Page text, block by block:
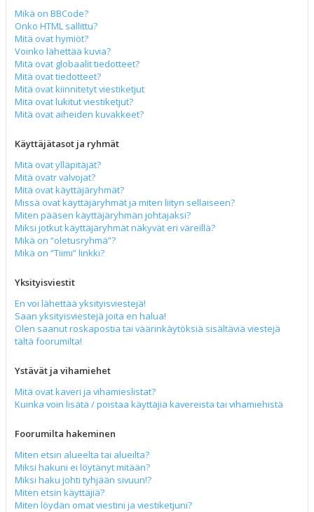
Mikä on BBCode?
Onko HTML sallittu?
Mitä ovat hymiöt?
Voinko lähettää kuvia?
Mitä ovat globaalit tiedotteet?
Mitä ovat tiedotteet?
Mitä ovat kiinnitetyt viestiketjut
Mitä ovat lukitut viestiketjut?
Mitä ovat aiheiden kuvakkeet?
Käyttäjätasot ja ryhmät
Mitä ovat ylläpitäjät?
Mitä ovatr valvojat?
Mitä ovat käyttäjäryhmät?
Missä ovat käyttäjäryhmät ja miten liityn sellaiseen?
Miten pääsen käyttäjäryhmän johtajaksi?
Miksi jotkut käyttäjäryhmät näkyvät eri väreillä?
Mikä on “oletusryhmä”?
Mikä on “Tiimi” linkki?
Yksityisviestit
En voi lähettää yksityisviestejä!
Saan yksityisviestejä joita en halua!
Olen saanut roskapostia tai väärinkäytöksiä sisältäviä viestejä
tältä foorumilta!
Ystävät ja vihamiehet
Mitä ovat kaveri ja vihamieslistat?
Kuinka voin lisätä / poistaa käyttäjiä kavereista tai vihamiehistä
Foorumilta hakeminen
Miten etsin alueelta tai alueilta?
Miksi hakuni ei löytänyt mitään?
Miksi haku johti tyhjään sivuun!?
Miten etsin käyttäjiä?
Miten löydän omat viestini ja viestiketjuni?